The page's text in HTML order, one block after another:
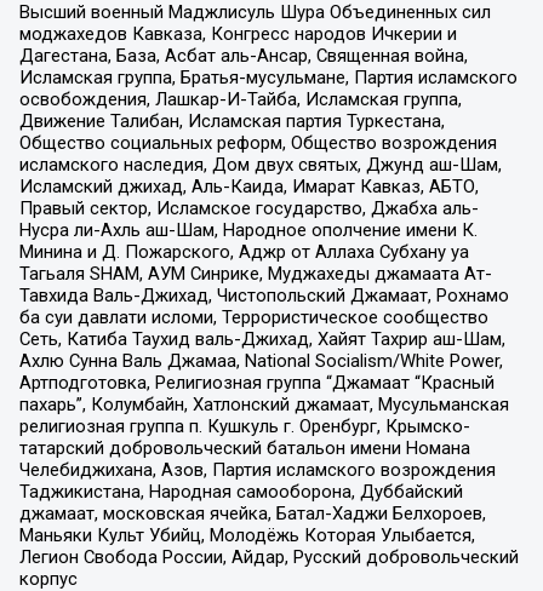
Высший военный Маджлисуль Шура Объединенных сил
моджахедов Кавказа, Конгресс народов Ичкерии и
Дагестана, База, Асбат аль-Ансар, Священная война,
Исламская группа, Братья-мусульмане, Партия исламского
освобождения, Лашкар-И-Тайба, Исламская группа,
Движение Талибан, Исламская партия Туркестана,
Общество социальных реформ, Общество возрождения
исламского наследия, Дом двух святых, Джунд аш-Шам,
Исламский джихад, Аль-Каида, Имарат Кавказ, АБТО,
Правый сектор, Исламское государство, Джабха аль-
Нусра ли-Ахль аш-Шам, Народное ополчение имени К.
Минина и Д. Пожарского, Аджр от Аллаха Субхану уа
Тагьаля SHAM, АУМ Синрике, Муджахеды джамаата Ат-
Тавхида Валь-Джихад, Чистопольский Джамаат, Рохнамо
ба суи давлати исломи, Террористическое сообщество
Сеть, Катиба Таухид валь-Джихад, Хайят Тахрир аш-Шам,
Ахлю Сунна Валь Джамаа, National Socialism/White Power,
Артподготовка, Религиозная группа “Джамаат “Красный
пахарь”, Колумбайн, Хатлонский джамаат, Мусульманская
религиозная группа п. Кушкуль г. Оренбург, Крымско-
татарский добровольческий батальон имени Номана
Челебиджихана, Азов, Партия исламского возрождения
Таджикистана, Народная самооборона, Дуббайский
джамаат, московская ячейка, Батал-Хаджи Белхороев,
Маньяки Культ Убийц, Молодёжь Которая Улыбается,
Легион Свобода России, Айдар, Русский добровольческий
корпус